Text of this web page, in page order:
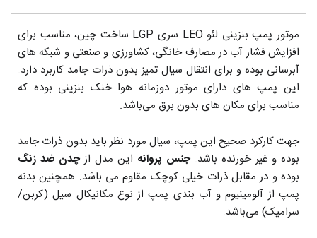
موتور پمپ بنزینی لئو LEO سری LGP ساخت چین، مناسب برای
افزایش فشار آب در مصارف خانگی، کشاورزی و صنعتی و شبکه های
آبرسانی بوده و برای انتقال سیال تمیز بدون ذرات جامد کاربرد دارد.
این پمپ های دارای موتور دوزمانه هوا خنک بنزینی بوده که
مناسب برای مکان های بدون برق می‌باشد.
جهت کارکرد صحیح این پمپ، سیال مورد نظر باید بدون ذرات جامد
بوده و غیر خورنده باشد.جنس پروانه این مدل از چدن ضد زنگ
بوده و در مقابل ذرات خیلی کوچک مقاوم می باشد. همچنین بدنه
پمپ از آلومینیوم و آب بندی پمپ از نوع مکانیکال سیل (کربن/
سرامیک) می‌باشد.